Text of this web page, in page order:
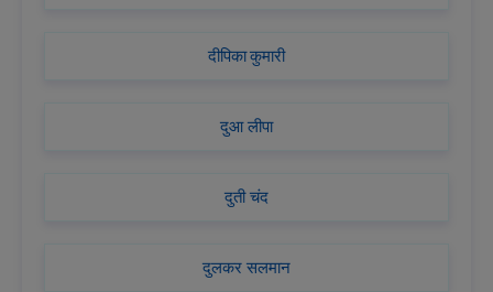
दीपिका कुमारी
दुआ लीपा
दुती चंद
दुलकर सलमान